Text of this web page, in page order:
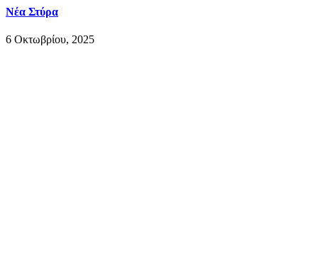
Νέα Στύρα
6 Οκτωβρίου, 2025